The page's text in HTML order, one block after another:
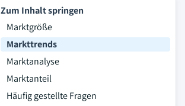
Zum Inhalt springen
Marktgröße
Markttrends
Marktanalyse
Marktanteil
Häufig gestellte Fragen